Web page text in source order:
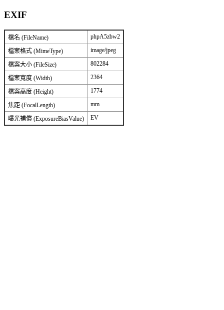
EXIF
檔名 (FileName) phpA5zbw2
檔案格式 (MimeType) image/jpeg
檔案大小 (FileSize) 802284
檔案寬度 (Width) 2364
檔案高度 (Height) 1774
焦距 (FocalLength) mm
曝光補償 (ExposureBiasValue) EV